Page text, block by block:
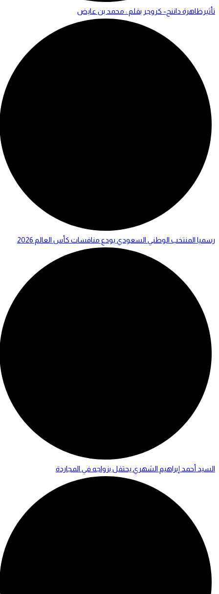
تأثيرظاهرة داننج- كروجر بقلم : محمد بن عايض
رسميا المنتخب الوطني السعودي يودع منافسات كأس العالم 2026
السيد أحمد إبراهيم الشهري يحتفل بزواجه في المجاردة